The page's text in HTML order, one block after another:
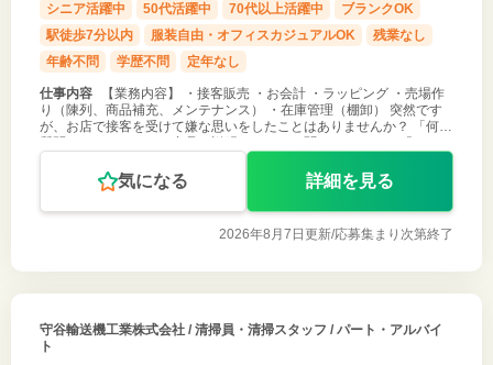
シニア活躍中 50代活躍中 70代以上活躍中
ブランクOK
駅徒歩7分以内
服装自由・オフィスカジュアルOK
残業なし
年齢不問
学歴不問 定年なし
仕事内容
【業務内容】 ・接客販売 ・お会計 ・ラッピング ・売場作
り（陳列、商品補充、メンテナンス） ・在庫管理（棚卸） 突然です
が、お店で接客を受けて嫌な思いをしたことはありませんか？ 「何も
気になる 詳細を見る
2026年8月7日更新/応募集まり次第終了
守谷輸送機工業株式会社/ 清掃員・清掃スタッフ / パート・アルバイ
ト